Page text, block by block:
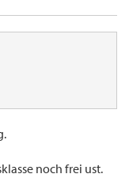
noch frei ust.